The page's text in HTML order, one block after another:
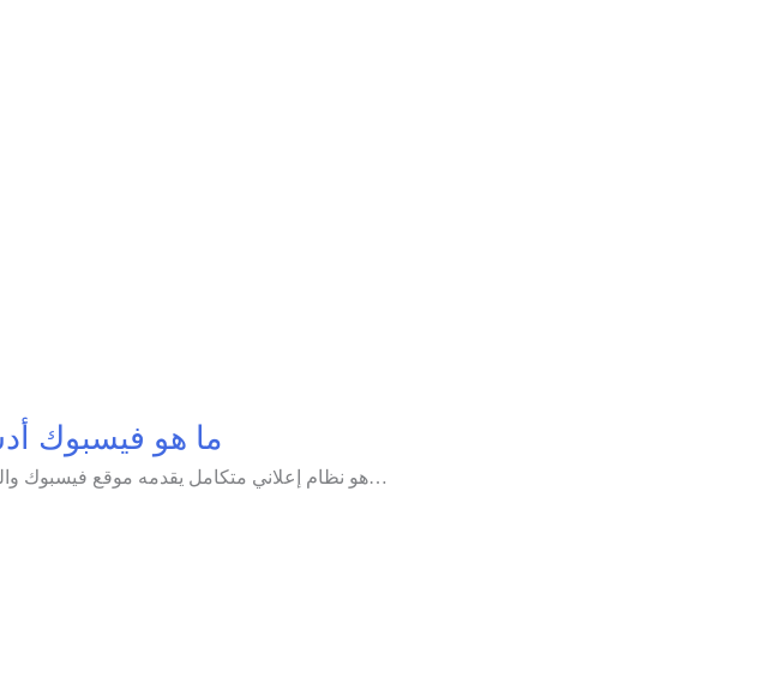
ما هو فيسبوك
فيسبوك أدس (Facebook Ads) هو نظام إعلاني متكامل يقدمه موقع فيسبوك والذي يمكن الشركات والمعلنين من إنشاء إعلانات وعرضها للمستخدمين…